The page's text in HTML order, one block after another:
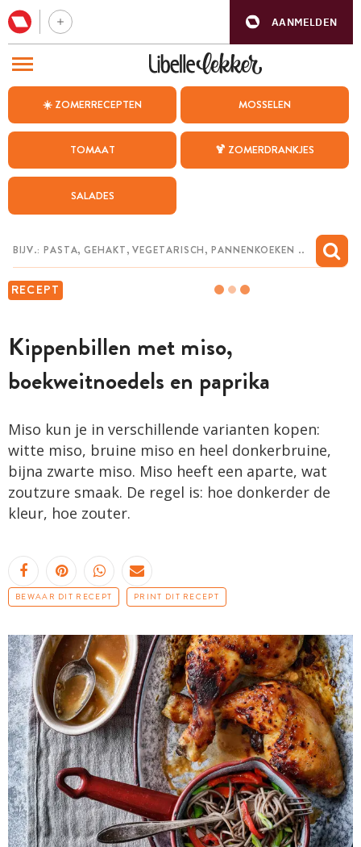
AANMELDEN
☀️ ZOMERRECEPTEN MOSSELEN
TOMAAT 🍹 ZOMERDRANKJES
SALADES
RECEPT
Kippenbillen met miso,
boekweitnoedels en paprika
Miso kun je in verschillende varianten kopen:
witte miso, bruine miso en heel donkerbruine,
bijna zwarte miso. Miso heeft een aparte, wat
zoutzure smaak. De regel is: hoe donkerder de
kleur, hoe zouter.
BEWAAR DIT RECEPT PRINT DIT RECEPT
BEZOEK ONZE ANDERE WEBSITES
WEEKMENU
CHAT MET MAIA
MIJN BEWAARDE RECEPTEN